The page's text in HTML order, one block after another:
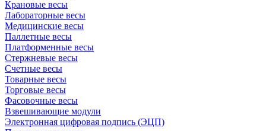
Крановые весы
Лабораторные весы
Медицинские весы
Паллетные весы
Платформенные весы
Стержневые весы
Счетные весы
Товарные весы
Торговые весы
Фасовочные весы
Взвешивающие модули
Электронная цифровая подпись (ЭЦП)